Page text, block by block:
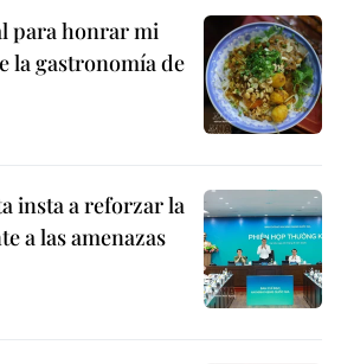
para honrar mi
la gastronomía de
insta a reforzar la
a las amenazas